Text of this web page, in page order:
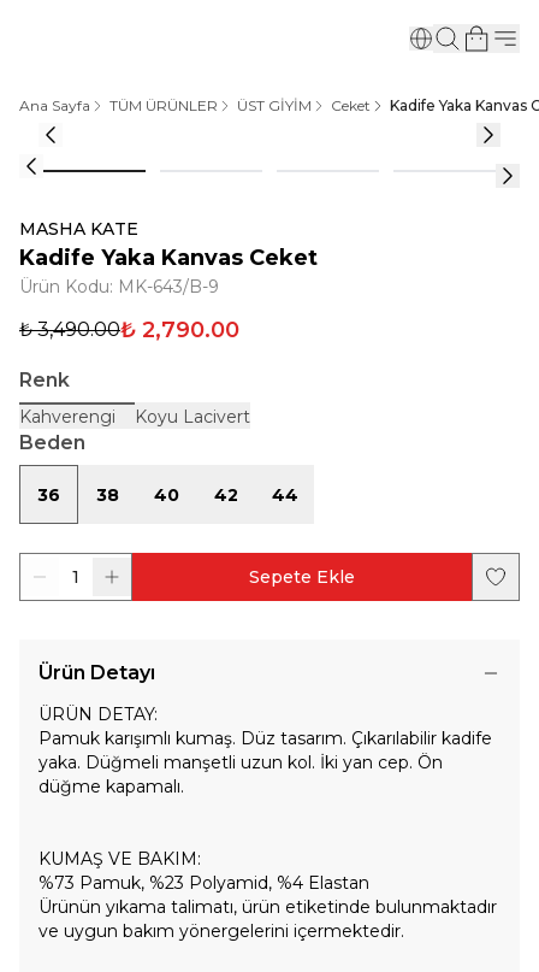
Ana Sayfa TÜM ÜRÜNLER ÜST GİYİM Ceket Kadife Yaka Kanvas
MASHA KATE
Kadife Yaka Kanvas Ceket
Ürün Kodu: MK-643/B-9
₺ 3,490.00₺ 2,790.00
Renk
Kahverengi Koyu Lacivert
Beden
36 38 40 42 44
1 Sepete Ekle
Ürün Detayı
ÜRÜN DETAY:
Pamuk karışımlı kumaş. Düz tasarım. Çıkarılabilir kadife
yaka. Düğmeli manşetli uzun kol. İki yan cep. Ön
düğme kapamalı.
KUMAŞ VE BAKIM:
%73 Pamuk, %23 Polyamid, %4 Elastan
Ürünün yıkama talimatı, ürün etiketinde bulunmaktadır
ve uygun bakım yönergelerini içermektedir.